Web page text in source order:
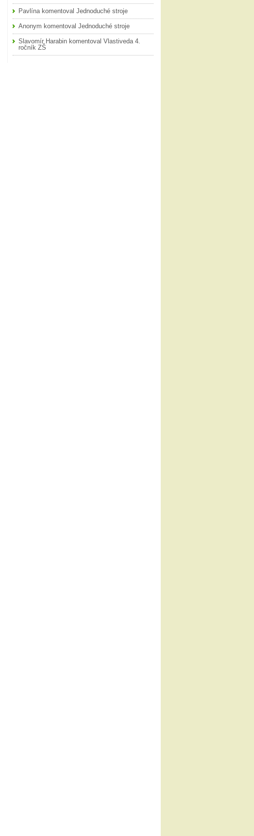
Pavlínakomentoval Jednoduché stroje
Anonym komentoval Jednoduché stroje
Slavomír Harabin komentoval Vlastiveda 4.
ročník ZŠ